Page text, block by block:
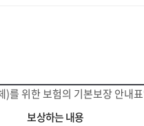
)를 위한 보험의 기본보장 안내
보상하는 내용